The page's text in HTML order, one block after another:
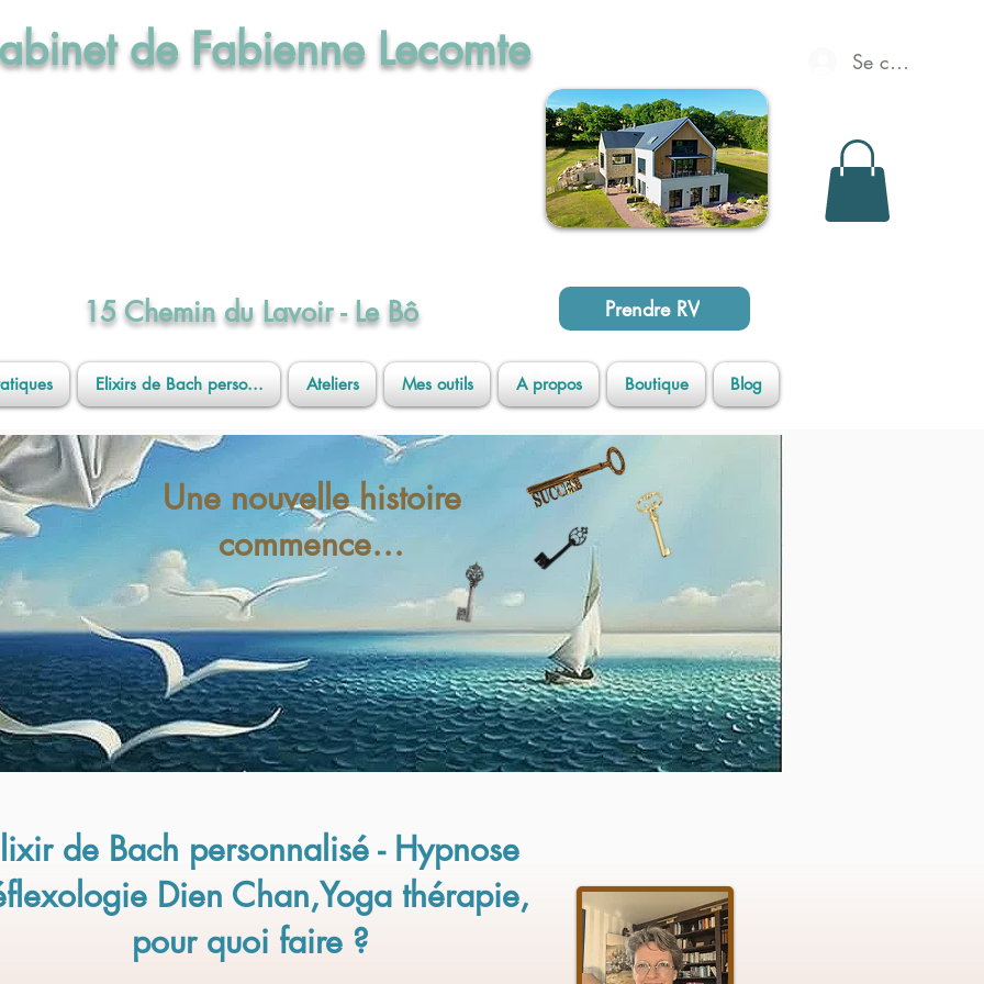
de Fabienne Lecomte
15 Chemin du Lavoir - Le Bô Prendre RV
Se connecter
Elixirs de Bach perso... Ateliers Mes outils A propos Boutique Blog
Une nouvelle histoire
commence…
de Bach personnalisé - Hypnose
Dien Chan,Yoga thérapie,
pour quoi faire ?